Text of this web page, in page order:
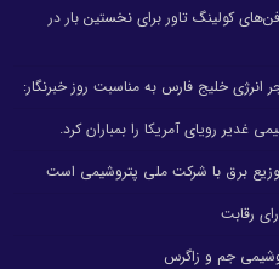
کولینگ تاور برای نخستین بار در
انرژی خلیج فارس به مناسبت روز خبرنگار:
غدیر رویای آمریکا را بمباران کرد.
برق با شرکت ملی پتروشیمی است
رقابت
جم و زاگرس